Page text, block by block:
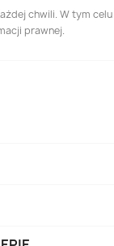
chwili. W tym
prawnej.